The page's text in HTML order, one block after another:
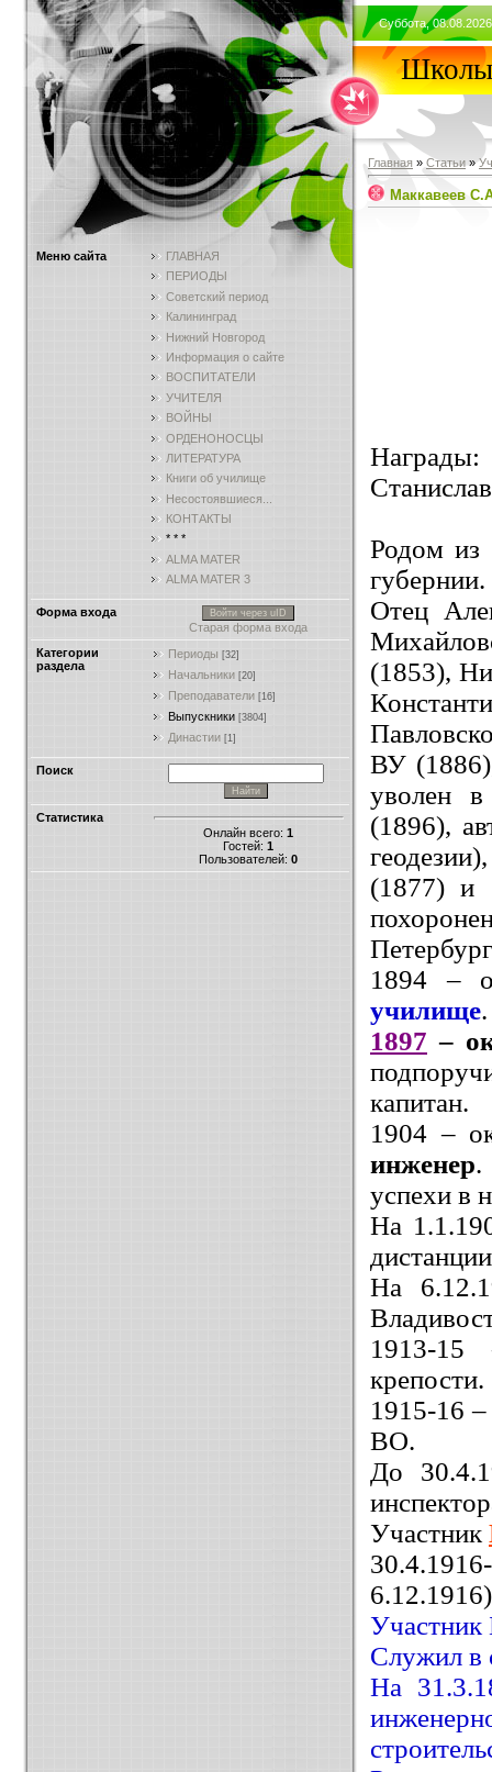
Меню сайта
ГЛАВНАЯ
ПЕРИОДЫ
Советский период
Калининград
Нижний Новгород
Информация о сайте
ВОСПИТАТЕЛИ
УЧИТЕЛЯ
ВОЙНЫ
ОРДЕНОНОСЦЫ
ЛИТЕРАТУРА
Книги об училище
Несостоявшиеся...
КОНТАКТЫ
* * *
ALMA MATER
ALMA MATER 3
Форма входа Войти через uID
Старая форма входа
Категории
раздела
Периоды [32]
Начальники [20]
Преподаватели [16]
Выпускники [3804]
Династии [1]
Поиск
Статистика
Онлайн всего: 1
Гостей: 1
Пользователей: 0
Суббота,
Школы
Главная » Статьи »
Маккавеев
Родом из
губернии.
Отец
(1853),
ВУ
уволен в
(1896),
(1877) и
1894 –
училище
1897 –
капитан.
1904 –
инженер.
успехи в
На
На
1913-15
крепости.
1915-16 –
ВО.
До
Участник
Участник
Служил в
На